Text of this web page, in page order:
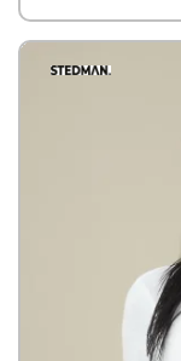
assicura una
ideale per chi
tecnico.Disponibile